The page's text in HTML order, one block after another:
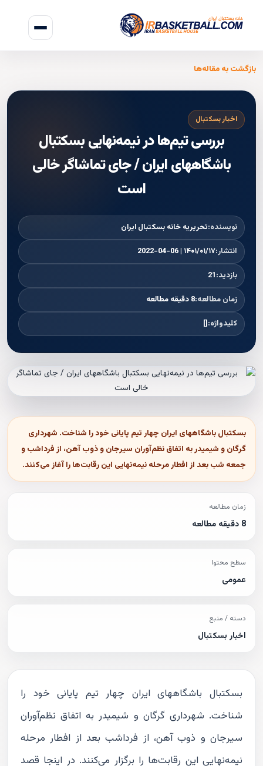
بازگشت به مقاله‌ها
اخبار بسکتبال
بررسی تیم‌ها در نیمه‌نهایی بسکتبال
باشگاههای ایران / جای تماشاگر خالی
است
نویسنده:تحریریه خانه بسکتبال ایران
انتشار:۱۴۰۱/۰۱/۱۷ | 2022-04-06
بازدید:21
زمان مطالعه:8 دقیقه مطالعه
کلیدواژه:[]
بسکتبال باشگاههای ایران چهار تیم پایانی خود را شناخت. شهرداری
گرگان و شیمیدر به اتفاق نظم‌آوران سیرجان و ذوب آهن، از فرداشب و
جمعه شب بعد از افطار مرحله نیمه‌نهایی این رقابت‌ها را آغاز می‌کنند.
زمان مطالعه
8 دقیقه مطالعه
سطح محتوا
عمومی
دسته / منبع
اخبار بسکتبال
بسکتبال باشگاههای ایران چهار تیم پایانی خود را
شناخت. شهرداری گرگان و شیمیدر به اتفاق نظم‌آوران
سیرجان و ذوب آهن، از فرداشب بعد از افطار مرحله
نیمه‌نهایی این رقابت‌ها را برگزار می‌کنند. در اینجا قصد